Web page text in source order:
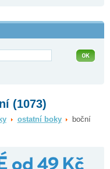
(1073)
ostatní boky
boční